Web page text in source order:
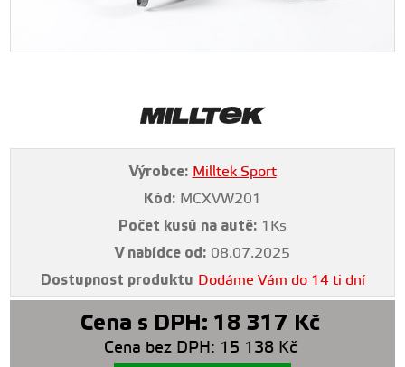
Výrobce: Milltek Sport
Kód: MCXVW201
Počet kusů na autě: 1Ks
V nabídce od: 08.07.2025
Dostupnost produktu Dodáme Vám do 14 ti dní
Cena s DPH: 18 317 Kč
Cena bez DPH: 15 138 Kč